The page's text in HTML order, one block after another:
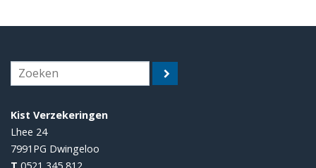
Kist Verzekeringen
Lhee 24
7991PG Dwingeloo